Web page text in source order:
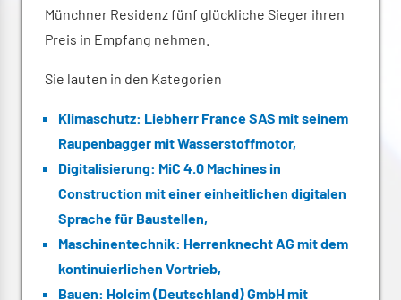
Münchner Residenz fünf glückliche Sieger ihren
Preis in Empfang nehmen.
Sie lauten in den Kategorien
Klimaschutz: Liebherr France SAS mit seinem
Raupenbagger mit Wasserstoffmotor,
Digitalisierung: MiC 4.0 Machines in
Construction mit einer einheitlichen digitalen
Sprache für Baustellen,
Maschinentechnik: Herrenknecht AG mit dem
kontinuierlichen Vortrieb,
Bauen: Holcim (Deutschland) GmbH mit